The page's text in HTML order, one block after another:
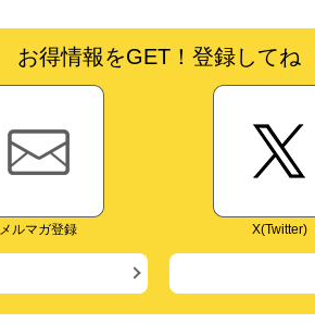
お得情報をGET！登録してね
メルマガ登録 X(Twitter)